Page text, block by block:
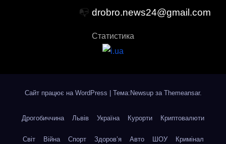
📭 drobro.news24@gmail.com
Статистика
Сайт працює на WordPress Тема:Newsup за Themeansar.
Дрогобиччина Львів Україна Курорти Криптовалюти
Світ Війна Спорт Здоров’я Авто ШОУ Кримінал